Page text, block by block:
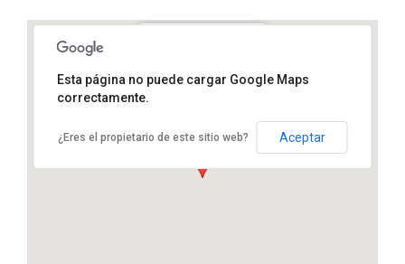
Calle 48 Nº866,
La Plata CP 1900,
Buenos Aires, Argentina
Esta página no puede cargar Google Maps
correctamente.
¿Eres el propietario de este sitio web? Aceptar